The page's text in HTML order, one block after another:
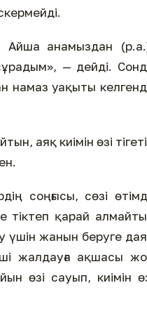
Айша анамыздан
— дейді.
намаз уақыты
аяқ киімін өзі
соңғысы, сөзі
тіктеп қарай
үшін жанын беруге
жалдауға ақшасы
өзі сауып, киімін